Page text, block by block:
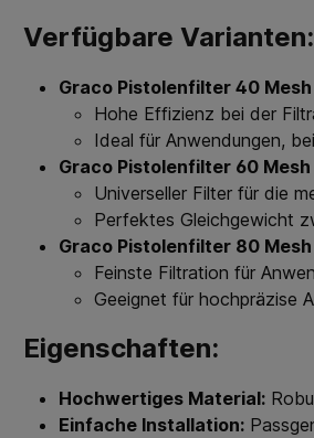
Verfügbare Varianten:
Graco Pistolenfilter 40
Hohe Effizienz bei der
Ideal für Anwendungen,
Graco Pistolenfilter 60
Universeller Filter für die
Perfektes Gleichgewicht
Graco Pistolenfilter 80
Feinste Filtration für
Geeignet für hochpräzise
Eigenschaften:
Hochwertiges Material:
Einfache Installation: